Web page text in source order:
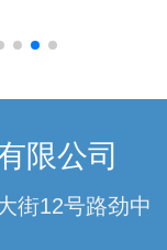
限公司
街12号路劲中